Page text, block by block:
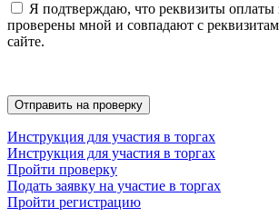
Я подтверждаю, что реквизиты оплаты
проверены мной и совпадают с
сайте.
Инструкция для участия в торгах
Инструкция для участия в торгах
Пройти проверку
Подать заявку на участие в торгах
Пройти регистрацию